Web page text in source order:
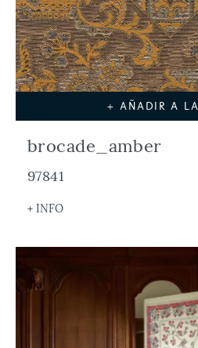
+ AÑADIR A
brocade_amber
97841
+ INFO